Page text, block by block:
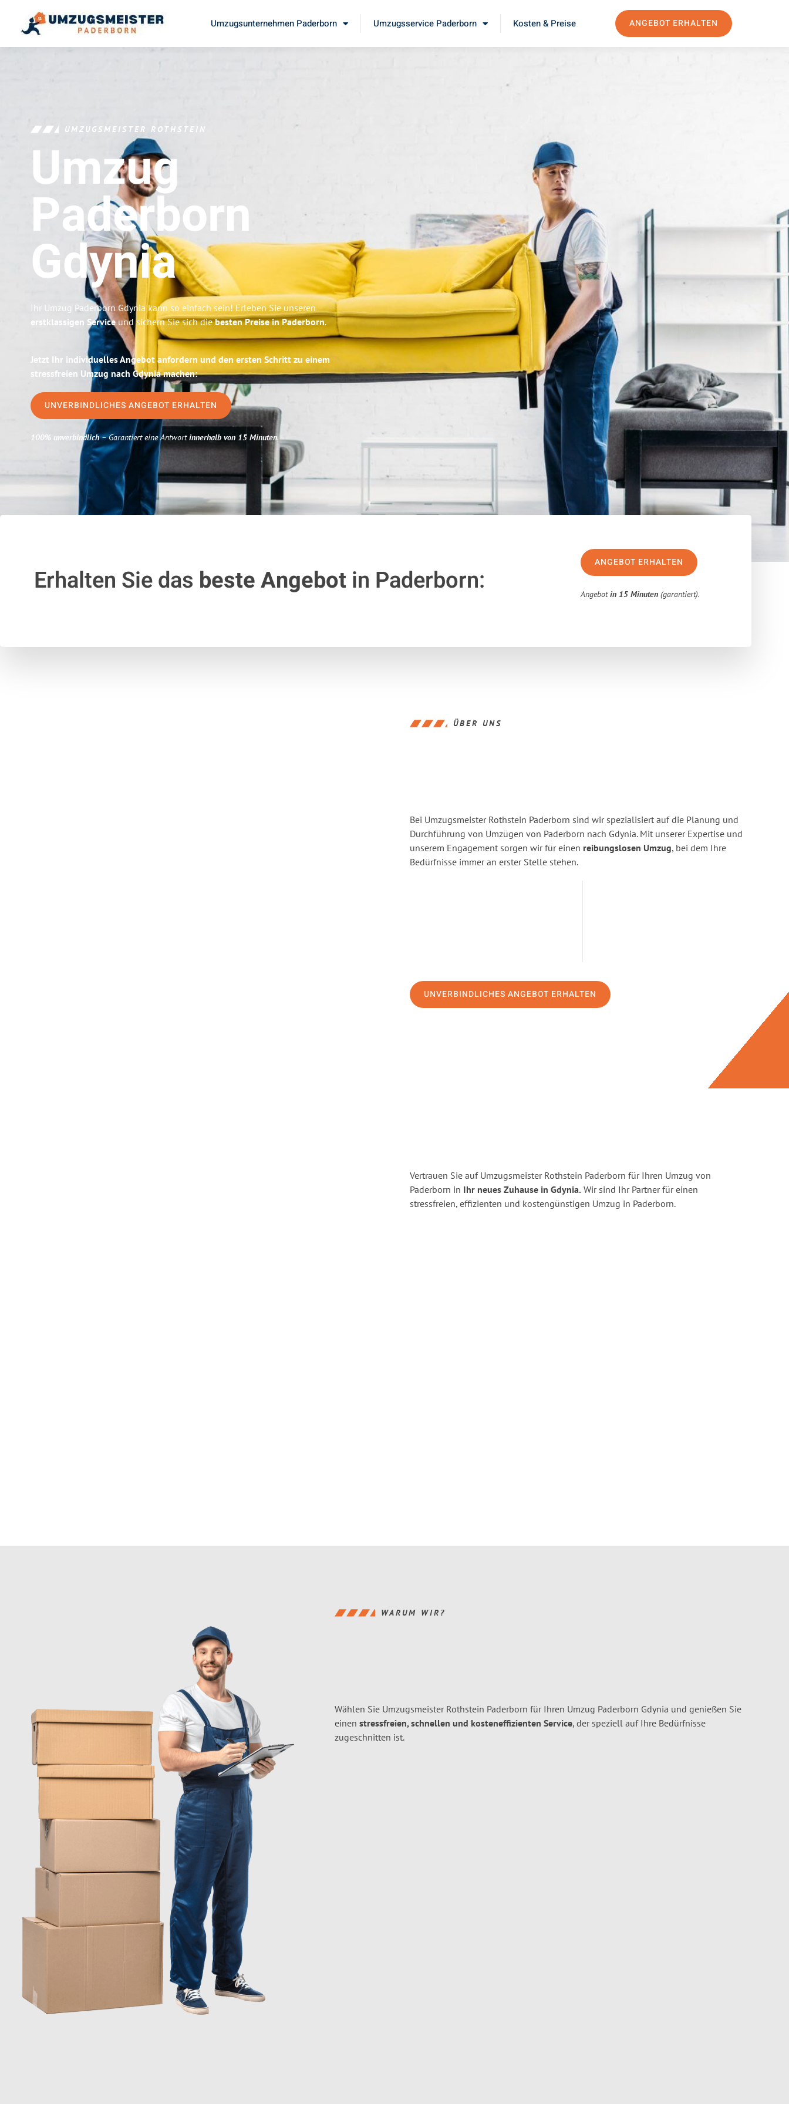
Umzugsunternehmen Paderborn Umzugsservice Paderborn Kosten & Preise ANGEBOT ERHALTEN
UMZUGSMEISTER ROTHSTEIN
Umzug
Paderborn
Gdynia
Ihr Umzug Paderborn Gdynia kann so einfach sein! Erleben Sie unseren
erstklassigen Serviceund sichern Sie sich diebesten Preise in Paderborn.
Jetzt Ihr individuelles Angebot anfordern und den ersten Schritt zu einem
stressfreien Umzug nach Gdynia machen:
UNVERBINDLICHES ANGEBOT ERHALTEN
100% unverbindlich– Garantiert eine Antwortinnerhalb von 15 Minuten.
Erhalten Sie das beste Angebotin Paderborn:
ANGEBOT ERHALTEN
Angebotin 15 Minuten (garantiert).
ÜBER UNS
Bei Umzugsmeister Rothstein Paderborn sind wir spezialisiert auf die Planung und
Durchführung von Umzügen von Paderborn nach Gdynia. Mit unserer Expertise und
unserem Engagement sorgen wir für einen reibungslosen Umzug, bei dem Ihre
Bedürfnisse immer an erster Stelle stehen.
UNVERBINDLICHES ANGEBOT ERHALTEN
Vertrauen Sie auf Umzugsmeister Rothstein Paderborn für Ihren Umzug von
Paderborn in Ihr neues Zuhause in Gdynia. Wir sind Ihr Partner für einen
stressfreien, effizienten und kostengünstigen Umzug in Paderborn.
WARUM WIR?
Wählen Sie Umzugsmeister Rothstein Paderborn für Ihren Umzug Paderborn Gdynia und genießen Sie
einen stressfreien, schnellen und kosteneffizienten Service, der speziell auf Ihre Bedürfnisse
zugeschnitten ist.